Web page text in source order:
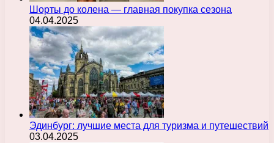
Шорты до колена — главная покупка сезона
04.04.2025
Эдинбург: лучшие места для туризма и путешествий
03.04.2025